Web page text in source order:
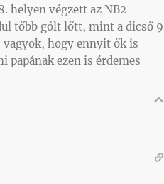
helyen végzett az NB2
tőbb gólt lőtt, mint a dicső 9
vagyok, hogy ennyit ők is
papának ezen is érdemes